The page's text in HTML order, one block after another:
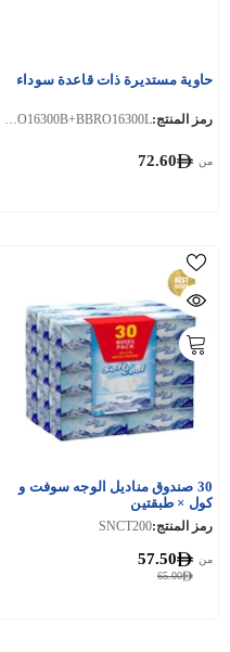
حاوية مستديرة ذات قاعدة سوداء
رمز المنتج: BBRO16300B+BBRO16300L
من 72.60
30 صندوق مناديل الوجه سوفت و
كول × طبقتين
رمز المنتج:SNCT200
65.00
من 57.50